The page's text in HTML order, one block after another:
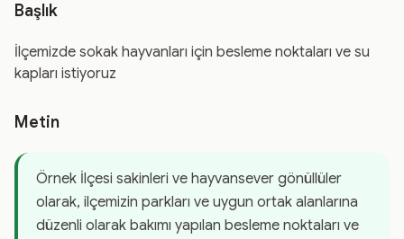
Başlık
İlçemizde sokak hayvanları için besleme noktaları ve su
kapları istiyoruz
Metin
Örnek İlçesi sakinleri ve hayvansever gönüllüler
olarak, ilçemizin parkları ve uygun ortak alanlarına
düzenli olarak bakımı yapılan besleme noktaları ve